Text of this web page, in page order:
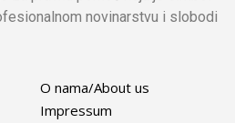
novinarstvu i slobodi
O nama/About us
Impressum